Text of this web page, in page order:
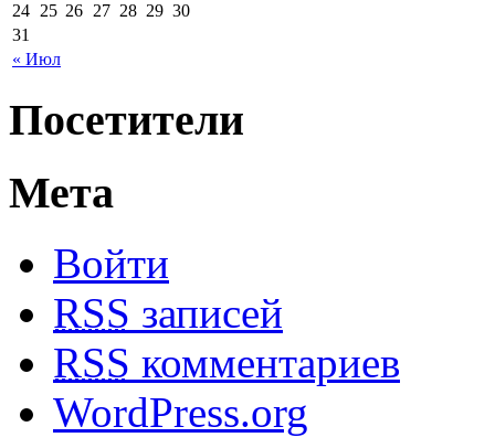
« Июл
24 25 26 27 28 29 30
31
Посетители
Мета
Войти
RSS записей
RSS комментариев
WordPress.org